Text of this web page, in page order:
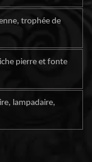
trophée de
pierre et fonte
lampadaire,